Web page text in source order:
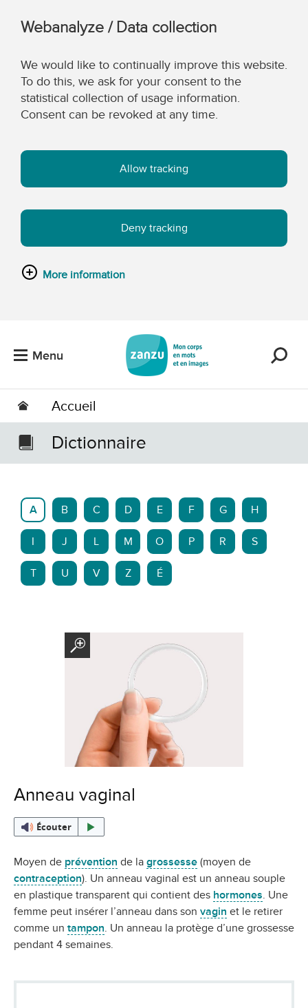
Webanalyze / Data collection
We would like to continually improve this website.
To do this, we ask for your consent to the
statistical collection of usage information.
Consent can be revoked at any time.
Allow tracking
Deny tracking
More information
Menu
Accueil
Dictionnaire
A B C D E F G H
J L M O P R S
T U V Z É
Anneau vaginal
Écouter
Moyen de prévention de la grossesse (moyen de
contraception). Un anneau vaginal est un anneau souple
en plastique transparent qui contient des hormones. Une
femme peut insérer l’anneau dans son vagin et le retirer
comme un tampon. Un anneau la protège d’une grossesse
pendant 4 semaines.